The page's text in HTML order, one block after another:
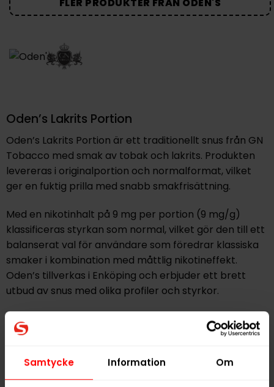
Samtycke Information Om
Oden’s Lakrits Portion
Oden’s Lakrits Portion är ett traditionellt snus från GN
Tobacco med smak av tobak och lakrits. Produkten
levereras i originalportion och normalformat, vilket
ger en fuktig prilla med snabb smakfrisättning.
Med en nikotinhalt på 9 mg per portion (9 mg/g)
klassificeras styrkan som normal, vilket gör den till ett
balanserat val för användare som föredrar klassiska
smaker i kombination med måttlig nikotineffekt.
Oden’s tillverkas i Enköping och erbjuder ett brett
utbud av snus med olika profiler och styrkor.
Hitta alla produkter från
Alla produkter med smaken
Lakrits Traditionell